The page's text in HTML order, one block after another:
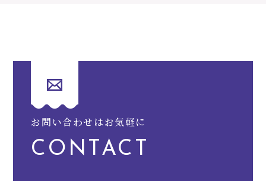
お問い合わせはお気軽に
CONTACT